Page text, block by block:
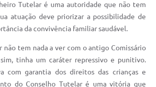
Tutelar é uma autoridade que não tem
atuação deve priorizar a possibilidade de
da convivência familiar saudável.
não tem nada a ver com o antigo Comissário
tinha um caráter repressivo e punitivo.
com garantia dos direitos das crianças e
do Conselho Tutelar é uma vitória que